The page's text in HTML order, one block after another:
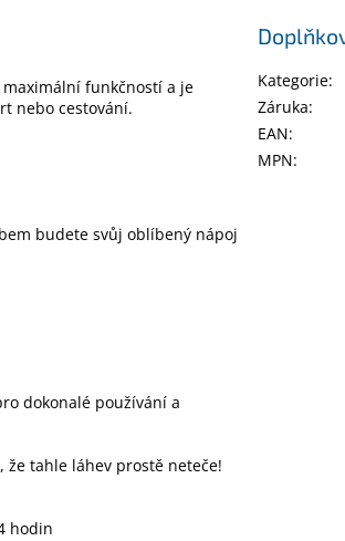
funkčností a je
nebo cestování.
budete svůj oblíbený nápoj
dokonalé používání a
tahle láhev prostě neteče!
hodin
Kategorie:
Záruka:
EAN:
MPN: